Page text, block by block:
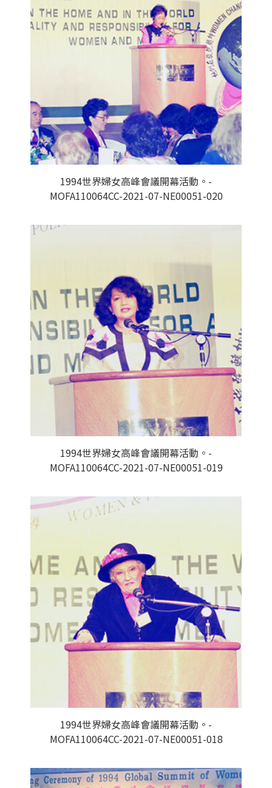
1994世界婦女高峰會議開幕活動。-
MOFA110064CC-2021-07-NE00051-020
1994世界婦女高峰會議開幕活動。-
MOFA110064CC-2021-07-NE00051-019
1994世界婦女高峰會議開幕活動。-
MOFA110064CC-2021-07-NE00051-018